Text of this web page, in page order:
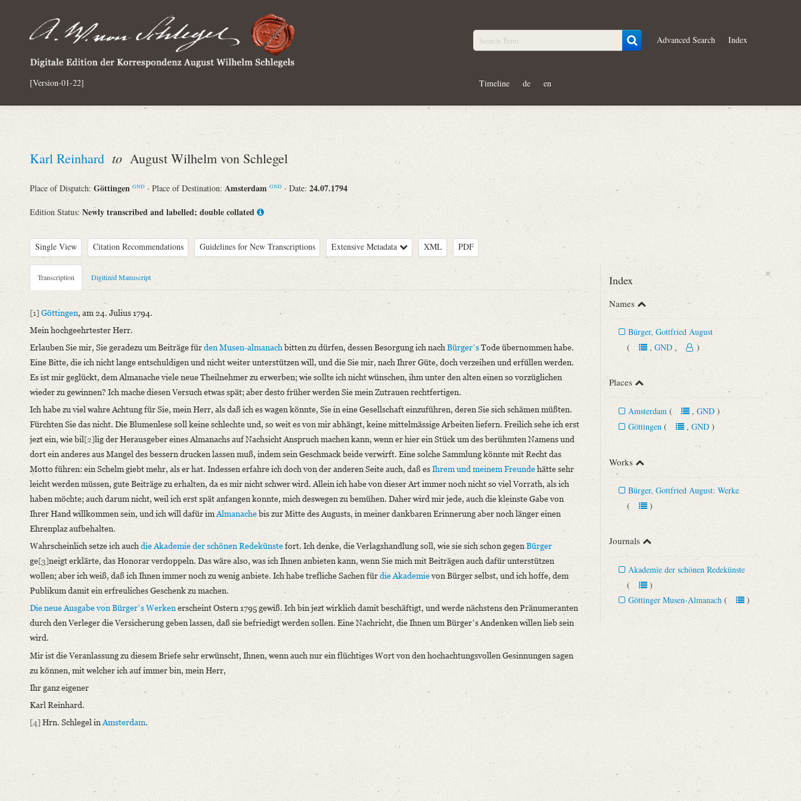
[Version-01-22]
Advanced Search Index
Timeline de en
Karl Reinhard to August Wilhelm von Schlegel
Place of Dispatch: Göttingen GND · Place of Destination: Amsterdam GND · Date: 24.07.1794
Edition Status: Newly transcribed and labelled; double collated
Single View Citation Recommendations Guidelines for New Transcriptions Extensive Metadata XML PDF
Metadata Concerning Header
Sender: Karl Reinhard
Recipient: August Wilhelm von Schlegel
Place of Dispatch: Göttingen
Place of Destination: Amsterdam
Date: 24.07.1794
Manuscript
Provider: Dresden, Sächsische Landesbibliothek - Staats- und Universitätsbibliothek
OAI Id: DE-611-35028
Classification Number: Mscr.Dresd.e.90,XIX,Bd.18,Nr.86
Number of Pages: 3 S. auf Doppelbl., hs. m. U.
Format: 18,6 x 11,5 cm
Incipit: „[1] Göttingen, am 24. Julius 1794.
Mein hochgeehrtester Herr.
Erlauben Sie mir, Sie geradezu um Beiträge für den Musen-almanach bitten zu dürfen, [...]“
Language
German
Editors
Bamberg, Claudia
Varwig, Olivia
Transcription Digitized Manuscript
[1]Göttingen, am 24. Julius 1794.
Mein hochgeehrtester Herr.
Erlauben Sie mir, Sie geradezu um Beiträge fürden Musen-almanach bitten zu dürfen, dessen Besorgung ich nach BürgerʼsTode übernommen habe.
Eine Bitte, die ich nicht lange entschuldigen und nicht weiter unterstützen will, und die Sie mir, nach Ihrer Güte, doch verzeihen und erfüllen werden.
Es ist mir geglückt, dem Almanache viele neue Theilnehmer zu erwerben; wie sollte ich nicht wünschen, ihm unter den alten einen so vorzüglichen
wieder zu gewinnen? Ich mache diesen Versuch etwas spät; aber desto früher werden Sie mein Zutrauen rechtfertigen.
Ich habe zu viel wahre Achtung für Sie, mein Herr, als daß ich es wagen könnte, Sie in eine Gesellschaft einzuführen, deren Sie sich schämen müßten.
Fürchten Sie das nicht. Die Blumenlese soll keine schlechte und, so weit es von mir abhängt, keine mittelmässige Arbeiten liefern. Freilich sehe ich erst
jezt ein, wie bil[2]lig der Herausgeber eines Almanachs auf Nachsicht Anspruch machen kann, wenn er hier ein Stück um des berühmten Namens und
dort ein anderes aus Mangel des bessern drucken lassen muß, indem sein Geschmack beide verwirft. Eine solche Sammlung könnte mit Recht das
Motto führen: ein Schelm giebt mehr, als er hat. Indessen erfahre ich doch von der anderen Seite auch, daß esIhrem und meinem Freundehätte sehr
leicht werden müssen, gute Beiträge zu erhalten, da es mir nicht schwer wird. Allein ich habe von dieser Art immer noch nicht so viel Vorrath, als ich
haben möchte; auch darum nicht, weil ich erst spät anfangen konnte, mich deswegen zu bemühen. Daher wird mir jede, auch die kleinste Gabe von
Ihrer Hand willkommen sein, und ich will dafür imAlmanachebis zur Mitte des Augusts, in meiner dankbaren Erinnerung aber noch länger einen
Ehrenplaz aufbehalten.
Wahrscheinlich setze ich auch die Akademie der schönen Redekünstefort. Ich denke, die Verlagshandlung soll, wie sie sich schon gegen Bürger
ge[3]neigt erklärte, das Honorar verdoppeln. Das wäre also, was ich Ihnen anbieten kann, wenn Sie mich mit Beiträgen auch dafür unterstützen
wollen; aber ich weiß, daß ich Ihnen immer noch zu wenig anbiete. Ich habe trefliche Sachen fürdie Akademievon Bürger selbst, und ich hoffe, dem
Publikum damit ein erfreuliches Geschenk zu machen.
Die neue Ausgabe vonBürgerʼs Werkenerscheint Ostern 1795 gewiß. Ich bin jezt wirklich damit beschäftigt, und werde nächstens den Pränumeranten
durch den Verleger die Versicherung geben lassen, daß sie befriedigt werden sollen. Eine Nachricht, die Ihnen um Bürgerʼs Andenken willen lieb sein
wird.
Mir ist die Veranlassung zu diesem Briefe sehr erwünscht, Ihnen, wenn auch nur ein flüchtiges Wort von den hochachtungsvollen Gesinnungen sagen
zu können, mit welcher ich auf immer bin, mein Herr,
Ihr ganz eigener
Karl Reinhard.
[4] Hrn. Schlegel inAmsterdam.
×
Index
Names
Bürger, Gottfried August
(, GND, )
Places
Amsterdam (, GND)
Göttingen (, GND)
Works
Bürger, Gottfried August: Werke
()
Journals
Akademie der schönen Redekünste
()
Göttinger Musen-Almanach ()